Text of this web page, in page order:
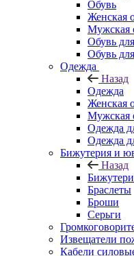
Обувь
Женская
Мужская
Обувь
Обувь
Одежда
Назад
Одежда
Женская
Мужская
Одежда
Одежда
Бижутерия и
Назад
Браслеты
Броши
Серьги
Извещатели
Кабели